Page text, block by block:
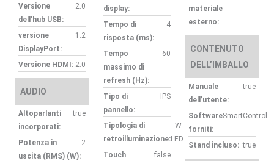
Versione
dell’hub USB:
2.0
versione
DisplayPort:
1.2
Versione HDMI: 2.0
AUDIO
Altoparlanti
incorporati:
true
Potenza in
uscita (RMS) (W):
2
display:
Tempo di
risposta (ms):
4
Tempo
massimo di
refresh (Hz):
60
Tipo di
pannello:
IPS
Tipologia di
retroilluminazione:
W-
LED
Touch
false
materiale
esterno:
CONTENUTO
DELL’IMBALLO
Manuale
dell’utente:
true
Software
forniti:
SmartControl
Stand incluso: true